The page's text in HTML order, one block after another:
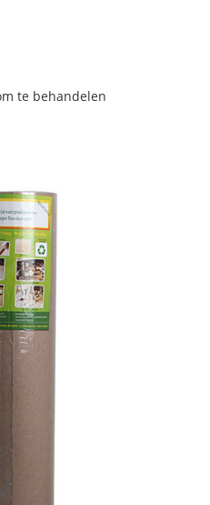
te behandelen